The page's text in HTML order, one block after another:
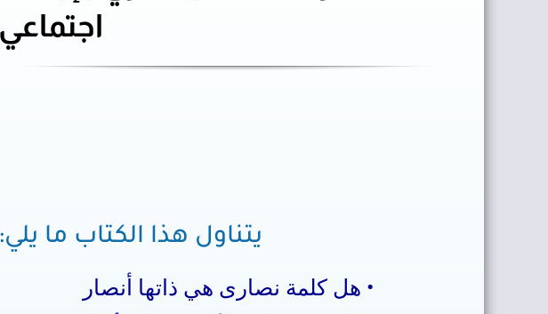
اجتماعي
يتناول هذا الكتاب ما يلي:
• هل كلمة نصارى هي ذاتها أنصار